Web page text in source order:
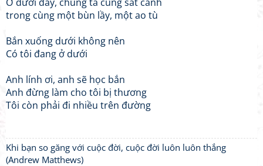
trong cùng một bùn lầy, một ao tù
Bắn xuống dưới không nên
Có tôi đang ở dưới
Anh lính ơi, anh sẽ học bắn
Anh đừng làm cho tôi bị thương
Tôi còn phải đi nhiều trên đường
Khi bạn so găng với cuộc đời, cuộc đời luôn luôn thắng
(Andrew Matthews)